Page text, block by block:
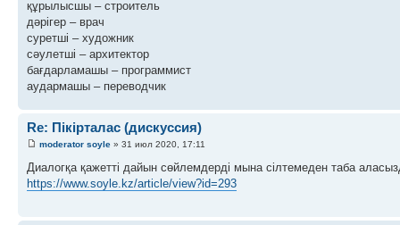
құрылысшы – строитель
дәрігер – врач
суретші – художник
сәулетші – архитектор
бағдарламашы – программист
аудармашы – переводчик
Re: Пікірталас (дискуссия)
moderator soyle » 31 июл 2020, 17:11
Диалогқа қажетті дайын сөйлемдерді мына сілтемеден таба
https://www.soyle.kz/article/view?id=293